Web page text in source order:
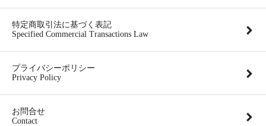
特定商取引法に基づく表記
Specified Commercial Transactions Law
プライバシーポリシー
Privacy Policy
お問合せ
Contact